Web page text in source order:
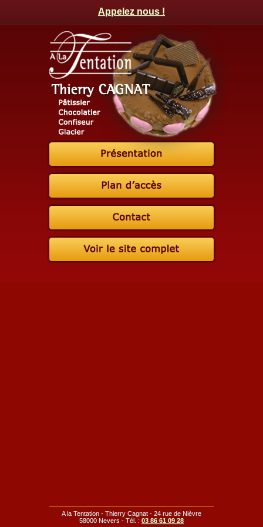
Appelez nous !
A la Tentation - Thierry Cagnat - 24 rue de Nièvre
58000 Nevers - Tél. : 03 86 61 09 28